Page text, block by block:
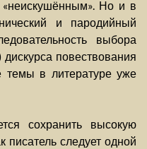
Но и в
и пародийный
выбора
повествования
темы в литературе уже
сохранить высокую
писатель следует одной